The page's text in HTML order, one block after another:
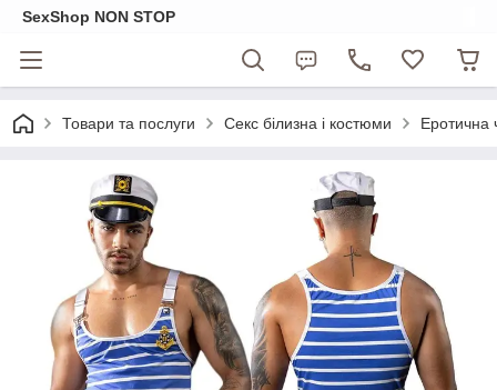
SexShop NON STOP
Товари та послуги Секс білизна і костюми Еротична